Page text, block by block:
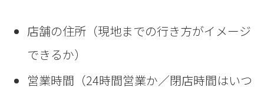
店舗の住所（現地までの行き方がイメージ
できるか）
営業時間（24時間営業か／閉店時間はいつ